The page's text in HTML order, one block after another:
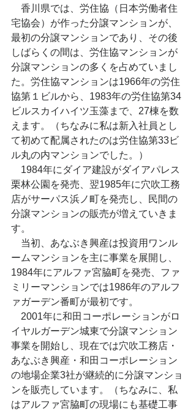
香川県では、労住協（日本労働者住
宅協会）が作った分譲マンションが、
最初の分譲マンションであり、その後
しばらくの間は、労住協マンションが
分譲マンションの多くを占めていまし
た。労住協マンションは1966年の労住
協第１ビルから、1983年の労住協第34
ビルスカイハイツ玉藻まで、27棟を数
えます。（ちなみに私は新入社員とし
て初めて配属されたのは労住協第33ビ
ル丸の内マンションでした。）
1984年にダイア建設がダイアパレス
栗林公園を発売、翌1985年に穴吹工務
店がサーパス浜ノ町を発売し、民間の
分譲マンションの販売が増えていきま
す。
当初、あなぶき興産は投資用ワンル
ームマンションを主に事業を展開し、
1984年にアルファ宮脇町を発売、ファ
ミリーマンションでは1986年のアルフ
ァガーデン番町が最初です。
2001年に和田コーポレーションがロ
イヤルガーデン城東で分譲マンション
事業を開始し、現在では穴吹工務店・
あなぶき興産・和田コーポレーション
の地場企業3社が継続的に分譲マンショ
ンを販売しています。（ちなみに、私
はアルファ宮脇町の現場にも基礎工事